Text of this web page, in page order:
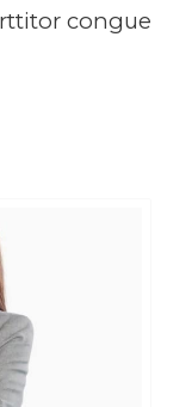
congue